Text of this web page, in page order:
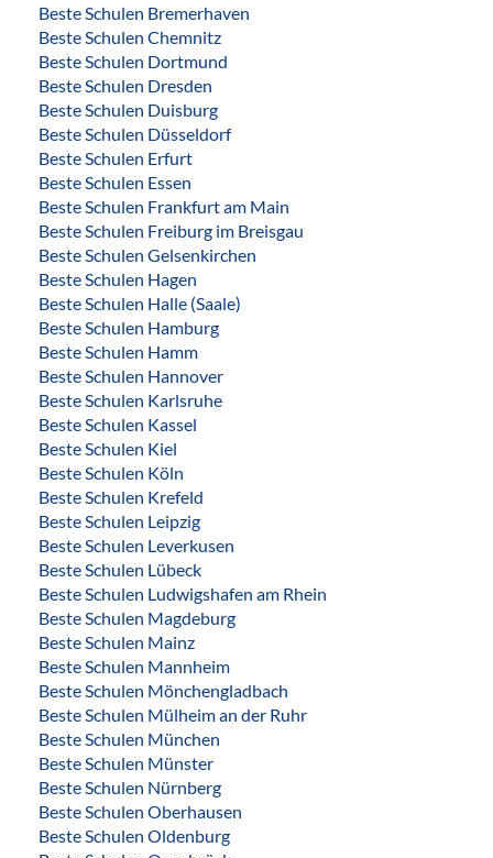
Beste Schulen Bremerhaven
Beste Schulen Chemnitz
Beste Schulen Dortmund
Beste Schulen Dresden
Beste Schulen Duisburg
Beste Schulen Düsseldorf
Beste Schulen Erfurt
Beste Schulen Essen
Beste Schulen Frankfurt am Main
Beste Schulen Freiburg im Breisgau
Beste Schulen Gelsenkirchen
Beste Schulen Hagen
Beste Schulen Halle (Saale)
Beste Schulen Hamburg
Beste Schulen Hamm
Beste Schulen Hannover
Beste Schulen Karlsruhe
Beste Schulen Kassel
Beste Schulen Kiel
Beste Schulen Köln
Beste Schulen Krefeld
Beste Schulen Leipzig
Beste Schulen Leverkusen
Beste Schulen Lübeck
Beste Schulen Ludwigshafen am Rhein
Beste Schulen Magdeburg
Beste Schulen Mainz
Beste Schulen Mannheim
Beste Schulen Mönchengladbach
Beste Schulen Mülheim an der Ruhr
Beste Schulen München
Beste Schulen Münster
Beste Schulen Nürnberg
Beste Schulen Oberhausen
Beste Schulen Oldenburg